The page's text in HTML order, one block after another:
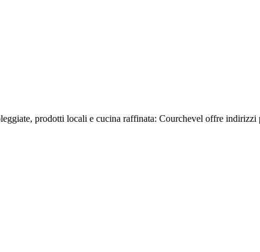
prodotti locali e cucina raffinata: Courchevel offre